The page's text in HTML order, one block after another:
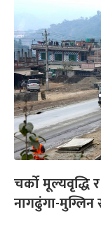
चर्को मूल्यवृद्धि
नागढुंगा-